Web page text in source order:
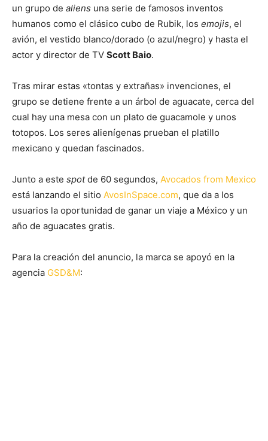
un grupo de aliens una serie de famosos inventos
humanos como el clásico cubo de Rubik, los emojis, el
avión, el vestido blanco/dorado (o azul/negro) y hasta el
actor y director de TV Scott Baio.
Tras mirar estas «tontas y extrañas» invenciones, el
grupo se detiene frente a un árbol de aguacate, cerca del
cual hay una mesa con un plato de guacamole y unos
totopos. Los seres alienígenas prueban el platillo
mexicano y quedan fascinados.
Junto a este spotde 60 segundos, Avocados from Mexico
está lanzando el sitio AvosInSpace.com, que da a los
usuarios la oportunidad de ganar un viaje a México y un
año de aguacates gratis.
Para la creación del anuncio, la marca se apoyó en la
agencia GSD&M: